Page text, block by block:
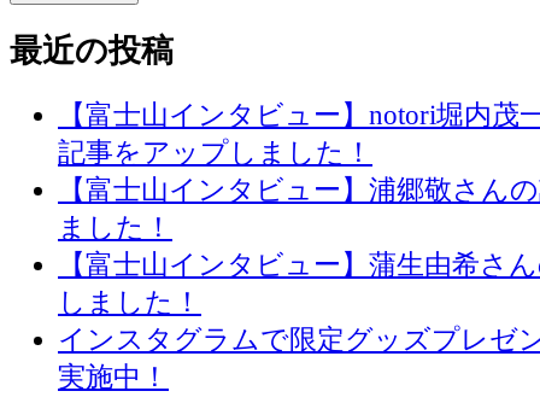
最近の投稿
【富士山インタビュー】notori堀内茂
記事をアップしました！
【富士山インタビュー】浦郷敬さん
ました！
【富士山インタビュー】蒲生由希さ
しました！
インスタグラムで限定グッズプレゼ
実施中！